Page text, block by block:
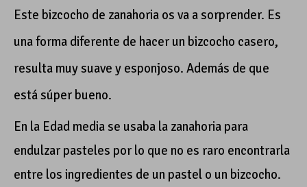
Este bizcocho de zanahoria os va a sorprender. Es
una forma diferente de hacer un bizcocho casero,
resulta muy suave y esponjoso. Además de que
está súper bueno.
En la Edad media se usaba la zanahoria para
endulzar pasteles por lo que no es raro encontrarla
entre los ingredientes de un pastel o un bizcocho.